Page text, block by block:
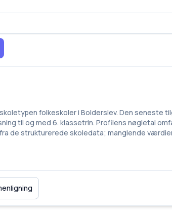
folkeskoler i Bolderslev. Den seneste
til og med 6. klassetrin. Profilens nøgletal
de strukturerede skoledata; manglende